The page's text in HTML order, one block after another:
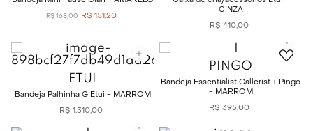
R$ 168,00 R$ 151,20
CINZA
R$ 410,00
ETUI
Bandeja Palhinha G Etui - MARROM
R$ 1.310,00
PINGO
Bandeja Essentialist Gallerist + Pingo
- MARROM
R$ 395,00